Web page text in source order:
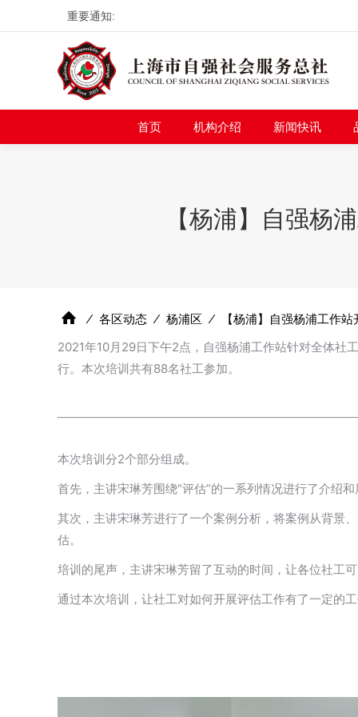
重要通知:
首页 机构介绍 新闻快讯
【杨浦】自强杨
⁄ 各区动态 ⁄ 杨浦区 ⁄
【杨浦】自强杨浦工作
2021年10月29日下午2点，自强杨浦工作站针对全体社
行。本次培训共有88名社工参加。
本次培训分2个部分组成。
首先，主讲宋琳芳围绕“评估”的一系列情况进行了介绍
其次，主讲宋琳芳进行了一个案例分析，将案例从背景
估。
培训的尾声，主讲宋琳芳留了互动的时间，让各位社工
通过本次培训，让社工对如何开展评估工作有了一定的
首页 机构介绍 新